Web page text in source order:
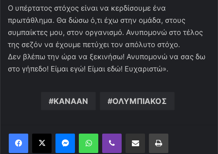
Ο υπέρτατος στόχος είναι να κερδίσουμε ένα
πρωτάθλημα. Θα δώσω ό,τι έχω στην ομάδα, στους
συμπαίκτες μου, στον οργανισμό. Ανυπομονώ στο τέλος
της σεζόν να έχουμε πετύχει τον απόλυτο στόχο.
Δεν βλέπω την ώρα να ξεκινήσω! Ανυπομονώ να σας δω
στο γήπεδο! Είμαι εγώ! Είμαι εδώ! Ευχαριστώ».
ΚΑΝΑΑΝ ΟΛΥΜΠΙΑΚΟΣ
MessengerWhatsAppViber Κοινοποίηση μέσω ηλεκτρονικού ταχυδρομείουΕκτύπωση